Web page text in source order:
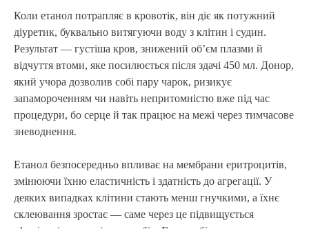
Коли етанол потрапляє в кровотік, він діє як потужний
діуретик, буквально витягуючи воду з клітин і судин.
Результат — густіша кров, знижений об’єм плазми й
відчуття втоми, яке посилюється після здачі 450 мл. Донор,
який учора дозволив собі пару чарок, ризикує
запамороченням чи навіть непритомністю вже під час
процедури, бо серце й так працює на межі через тимчасове
зневоднення.
Етанол безпосередньо впливає на мембрани еритроцитів,
змінюючи їхню еластичність і здатність до агрегації. У
деяких випадках клітини стають менш гнучкими, а їхнє
склеювання зростає — саме через це підвищується